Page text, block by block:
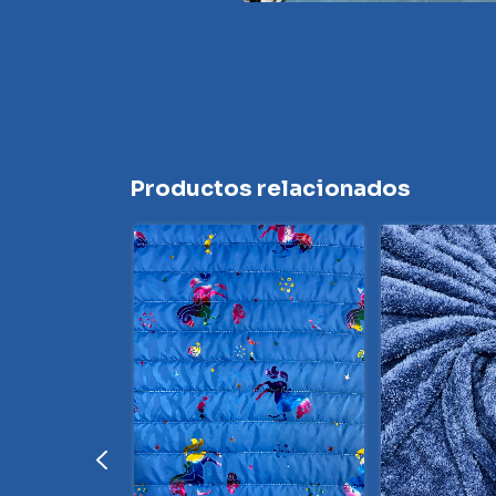
Productos relacionados